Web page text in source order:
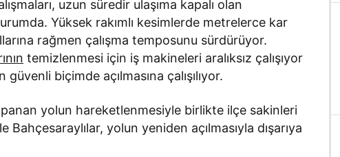
uzun süredir ulaşıma kapalı olan
Yüksek rakımlı kesimlerde metrelerce kar
rağmen çalışma temposunu sürdürüyor.
temizlenmesi için iş makineleri aralıksız çalışıyor
biçimde açılmasına çalışılıyor.
yolun hareketlenmesiyle birlikte ilçe sakinleri
yolun yeniden açılmasıyla dışarıya